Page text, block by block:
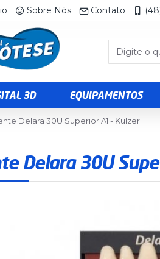
Sobre Nós Contato
3D EQUIPAMENTOS
Delara 30U Superior A1 - Kulzer
Delara 30U